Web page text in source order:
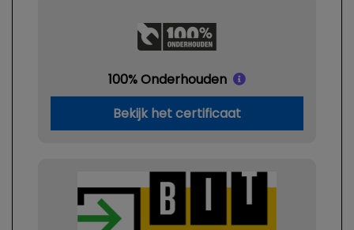
100% Onderhouden
Bekijk het certificaat